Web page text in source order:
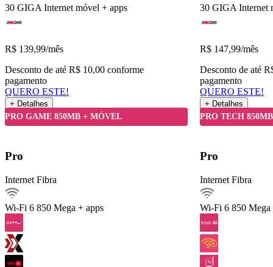
30 GIGA Internet móvel + apps
R$ 139,99/mês
Desconto de até R$ 10,00 conforme
pagamento
QUERO ESTE!
+ Detalhes
30 GIGA Internet
R$ 147,99/mês
Desconto de até
pagamento
QUERO ESTE!
+ Detalhes
PRO GAME 850MB + MÓVEL
Pro
Internet Fibra
Wi-Fi 6 850 Mega + apps
Detalhes do Plano PRO TECH
Pro
Internet Fibra
Wi-Fi 6 850 Mega